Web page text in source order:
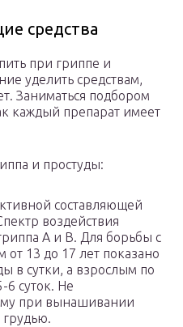
средства
при гриппе и
уделить средствам,
Заниматься подбором
каждый препарат имеет
и простуды:
составляющей
воздействия
А и В. Для борьбы с
13 до 17 лет показано
в сутки, а взрослым по
6 суток. Не
при вынашивании